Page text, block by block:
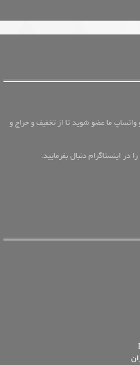
ما عضو شوید تا از تخفیف و حراج و
اینستاگرام دنبال بفرمایید.